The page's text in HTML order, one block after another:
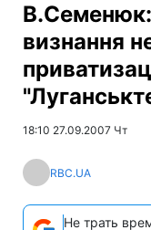
В.Семенюк:
визнання
18:10 27.09.2007 Чт
RBC.UA
Не трать